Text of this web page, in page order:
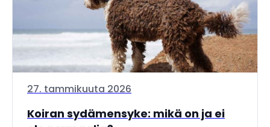
27. tammikuuta 2026
Koiran sydämensyke: mikä on ja ei